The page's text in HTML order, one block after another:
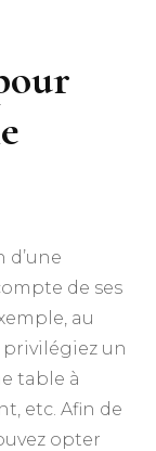
de ses
au
privilégiez un
table à
etc. Afin de
opter